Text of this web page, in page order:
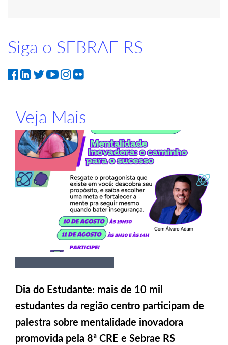
Siga o SEBRAE RS
Veja Mais
Dia do Estudante: mais de 10 mil
estudantes da região centro participam de
palestra sobre mentalidade inovadora
promovida pela 8ª CRE e Sebrae RS